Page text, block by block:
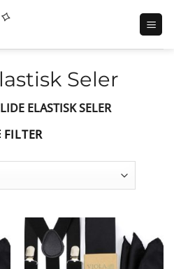
Seler
ELASTISK SELER
FILTER